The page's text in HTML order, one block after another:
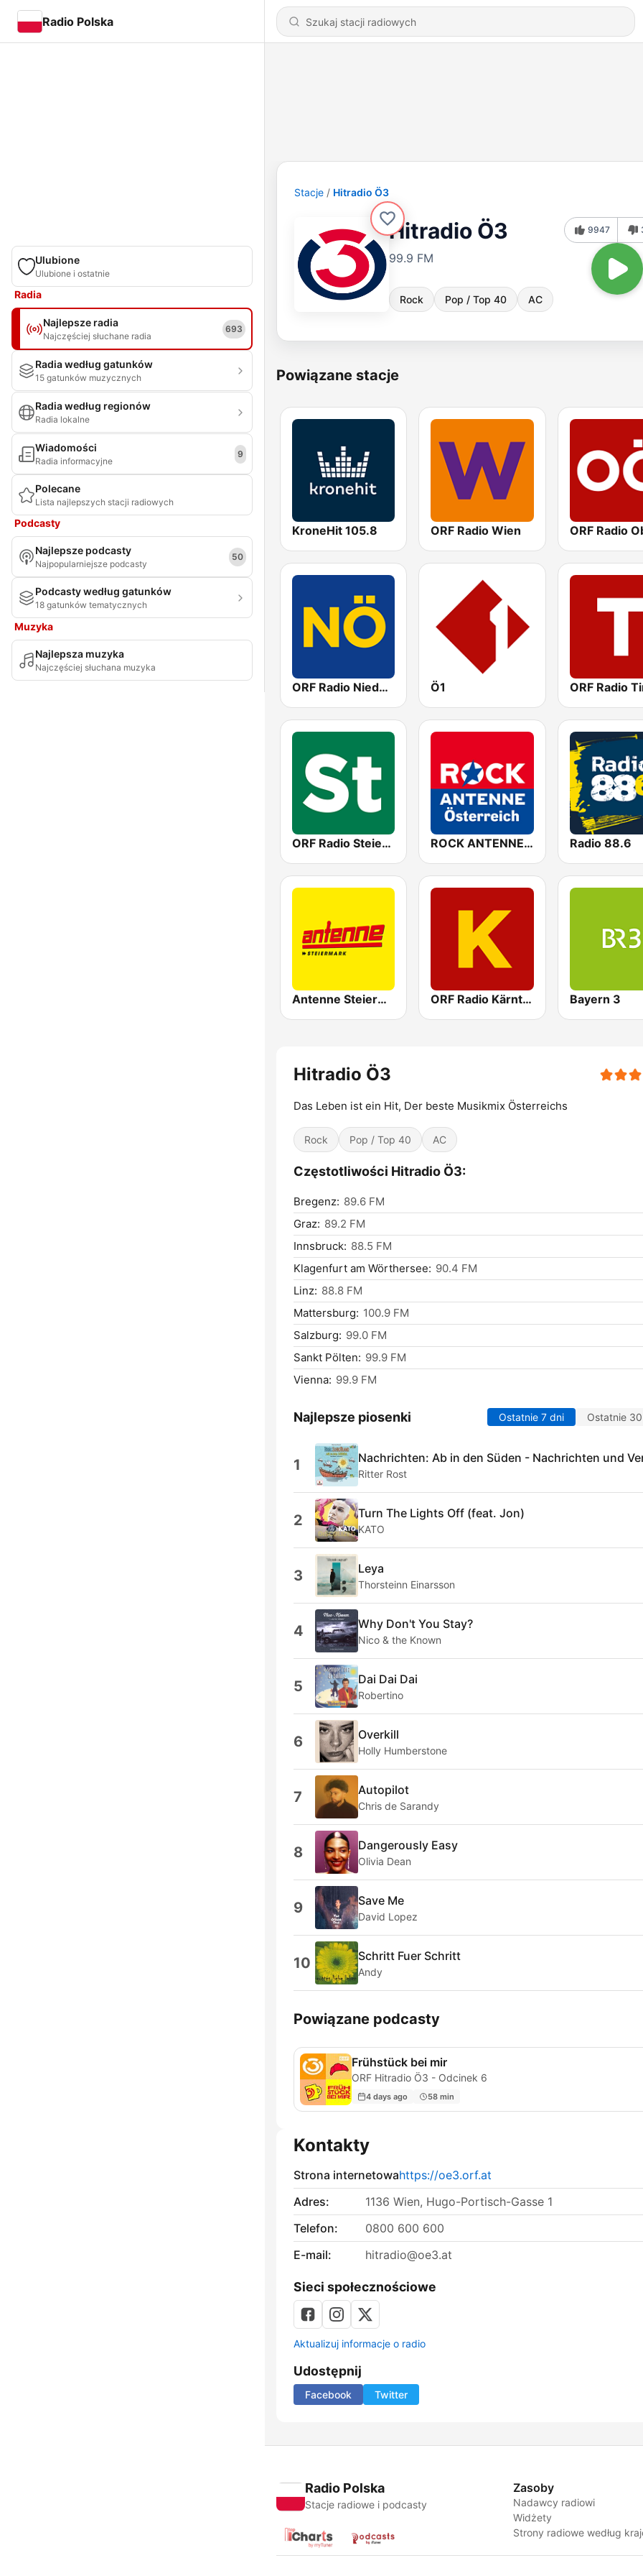
Radio Polska
Ulubione
Ulubione i ostatnie
Radia
Najlepsze radia
Najczęściej słuchane radia
693
Radia według gatunków
15 gatunków muzycznych
Radia według regionów
Radia lokalne
Wiadomości
Radia informacyjne
9
Polecane
Lista najlepszych stacji radiowych
Podcasty
Najlepsze podcasty
Najpopularniejsze podcasty
50
Podcasty według gatunków
18 gatunków tematycznych
Muzyka
Najlepsza muzyka
Najczęściej słuchana muzyka
Stacje Hitradio Ö3
Hitradio Ö3
99.9 FM
Rock Pop / Top 40 AC
9947
Powiązane stacje
KroneHit 105.8 ORF Radio Wien
ORF Radio Niederösterreich Ö1 ORF Radio
ORF Radio Steiermark ROCK ANTENNE Österreich Radio 88.6
Antenne Steiermark ORF Radio Kärnten Bayern 3
Hitradio Ö3
Das Leben ist ein Hit, Der beste Musikmix Österreichs
Rock Pop / Top 40 AC
Częstotliwości Hitradio Ö3:
Bregenz: 89.6 FM
Graz: 89.2 FM
Innsbruck: 88.5 FM
Klagenfurt am Wörthersee: 90.4 FM
Linz: 88.8 FM
Mattersburg: 100.9 FM
Salzburg: 99.0 FM
Sankt Pölten: 99.9 FM
Vienna: 99.9 FM
Najlepsze piosenki Ostatnie 7 dni Ostatnie
1 Nachrichten: Ab in den Süden - Nachrichten und
Ritter Rost
2 Turn The Lights Off (feat. Jon)
KATO
3 Leya
Thorsteinn Einarsson
4 Why Don't You Stay?
Nico & the Known
5 Dai Dai Dai
Robertino
6 Overkill
Holly Humberstone
7 Autopilot
Chris de Sarandy
8 Dangerously Easy
Olivia Dean
9 Save Me
David Lopez
10 Schritt Fuer Schritt
Andy
Powiązane podcasty
Frühstück bei mir
ORF Hitradio Ö3 - Odcinek 6
4 days ago 58 min
Kontakty
Strona internetowahttps://oe3.orf.at
Adres:
1136 Wien, Hugo-Portisch-Gasse 1
Telefon:
0800 600 600
E-mail:
hitradio@oe3.at
Sieci społecznościowe
Aktualizuj informacje o radio
Udostępnij
Facebook Twitter
Radio Polska
Stacje radiowe i podcasty
Zasoby
Nadawcy radiowi
Widżety
Strony radiowe według